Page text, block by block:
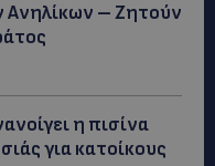
– Ζητούν
η πισίνα
για κατοίκους